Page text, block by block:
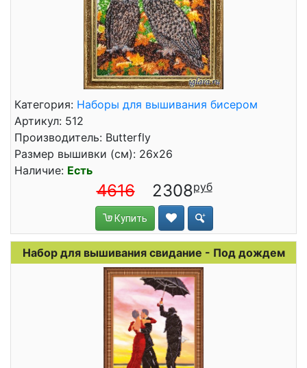
Категория: Наборы для вышивания бисером
Артикул: 512
Производитель: Butterfly
Размер вышивки (см): 26x26
Наличие: Есть
4616 2308
Купить
Набор для вышивания свидание - Под дождем